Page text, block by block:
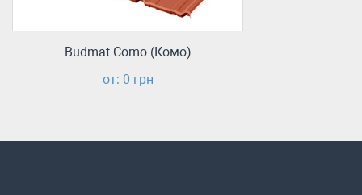
Budmat Como (Комо)
от: 0 грн